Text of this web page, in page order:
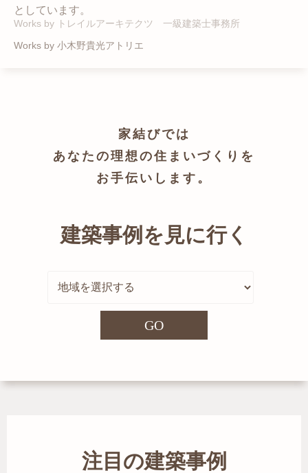
としています。
Works by 小木野貴光アトリエ
Works by トレイルアーキテクツ 一級建築士事務所
家結びでは
あなたの理想の住まいづくりを
お手伝いします。
建築事例を見に行く
GO
注目の建築事例